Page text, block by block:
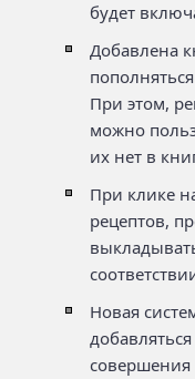
будет
Добавлена
При этом,
можно
их нет в
При клике
рецептов,
Новая
совершения